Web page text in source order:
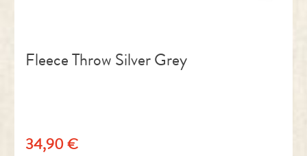
Fleece Throw Silver Grey
Regulärer Preis:
34,90 €